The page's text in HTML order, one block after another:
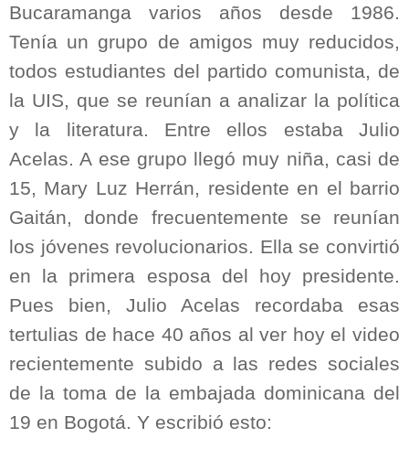
Bucaramanga varios años desde 1986.
Tenía un grupo de amigos muy reducidos,
todos estudiantes del partido comunista, de
la UIS, que se reunían a analizar la política
y la literatura. Entre ellos estaba Julio
Acelas. A ese grupo llegó muy niña, casi de
15, Mary Luz Herrán, residente en el barrio
Gaitán, donde frecuentemente se reunían
los jóvenes revolucionarios. Ella se convirtió
en la primera esposa del hoy presidente.
Pues bien, Julio Acelas recordaba esas
tertulias de hace 40 años al ver hoy el video
recientemente subido a las redes sociales
de la toma de la embajada dominicana del
19 en Bogotá. Y escribió esto: